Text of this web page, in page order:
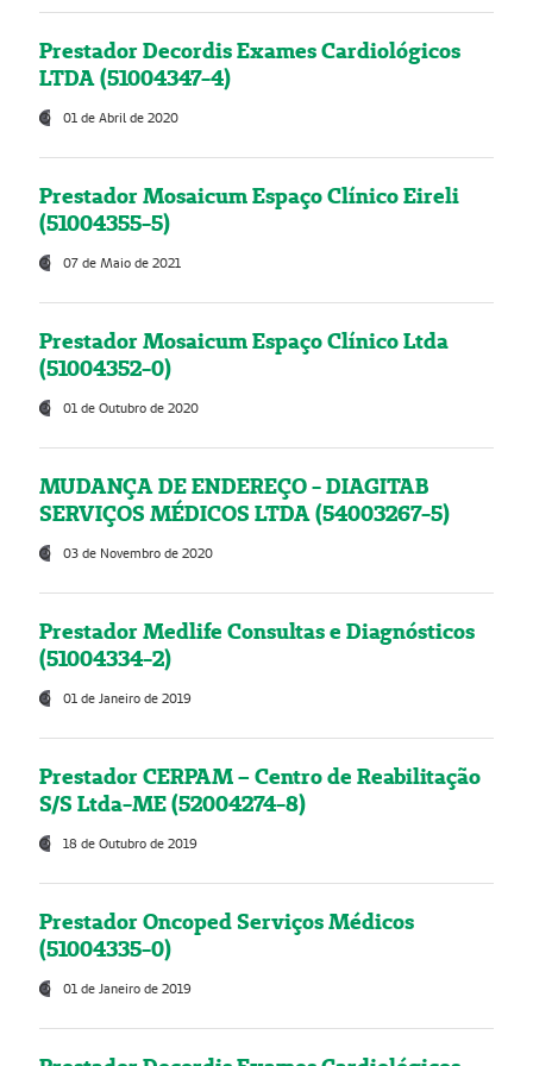
Prestador Decordis Exames Cardiológicos
LTDA (51004347-4)
01 de Abril de 2020
Prestador Mosaicum Espaço Clínico Eireli
(51004355-5)
07 de Maio de 2021
Prestador Mosaicum Espaço Clínico Ltda
(51004352-0)
01 de Outubro de 2020
MUDANÇA DE ENDEREÇO - DIAGITAB
SERVIÇOS MÉDICOS LTDA (54003267-5)
03 de Novembro de 2020
Prestador Medlife Consultas e Diagnósticos
(51004334-2)
01 de Janeiro de 2019
Prestador CERPAM – Centro de Reabilitação
S/S Ltda-ME (52004274-8)
18 de Outubro de 2019
Prestador Oncoped Serviços Médicos
(51004335-0)
01 de Janeiro de 2019